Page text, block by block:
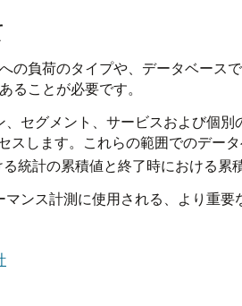
の負荷のタイプや、データベース
ることが必要です。
セグメント、サービスおよび個
スします。これらの範囲でのデー
統計の累積値と終了時における累
ンス計測に使用される、より重要